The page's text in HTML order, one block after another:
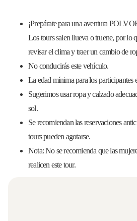
¡Prepárate para una aventura
Los tours salen llueva o truene, por lo
revisar el clima y traer un cambio de
No conducirás este vehículo.
La edad mínima para los participantes
Sugerimos usar ropa y calzado
sol.
Se recomiendan las reservaciones
tours pueden agotarse.
Nota: No se recomienda que las
realicen este tour.